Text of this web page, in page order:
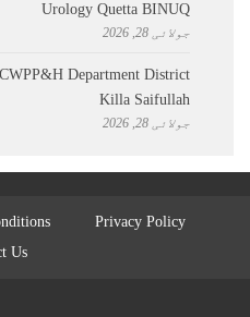
Urology Quetta BINUQ
جولائی 28, 2026
Department District
Killa Saifullah
جولائی 28, 2026
Privacy Policy
Us